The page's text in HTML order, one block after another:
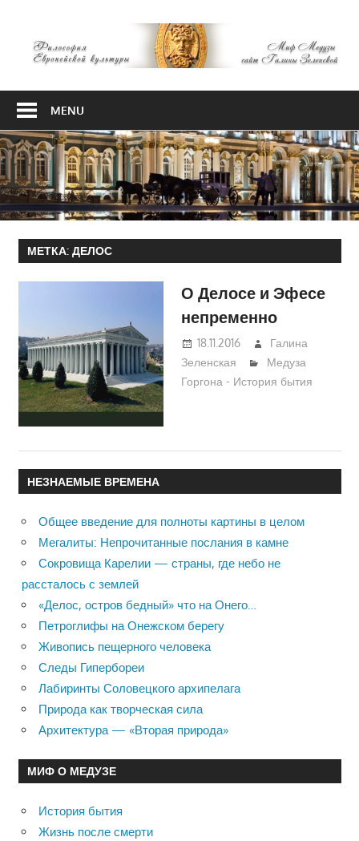
content
Европейской
MENU
МЕТКА: ДЕЛОС
О Делосе и Эфесе
непременно
18.11.2016
Галина
Зеленская
Медуза
Горгона - История бытия
НЕЗНАЕМЫЕ ВРЕМЕНА
Общее введение для полноты картины в целом
Мегалиты: Непрочитанные послания в камне
Сокровища Карелии — страны, где небо не
рассталось с землей
«Делос, остров бедный» что на Онего…
Петроглифы на Онежском берегу
Живопись пещерного человека
Следы Гипербореи
Лабиринты Соловецкого архипелага
Природа как творческая сила
Архитектура — «Вторая природа»
МИФ О МЕДУЗЕ
История бытия
Жизнь после смерти